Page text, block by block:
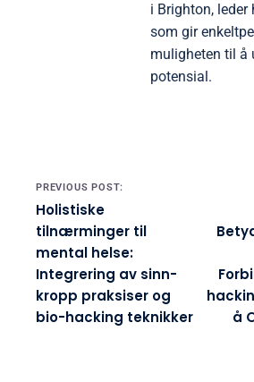
i Brighton,
som gir
muligheten til å
potensial.
Post navigation
PREVIOUS POST:
Holistiske
tilnærminger til
mental helse:
Integrering av sinn-
kropp praksiser og
bio-hacking teknikker
å